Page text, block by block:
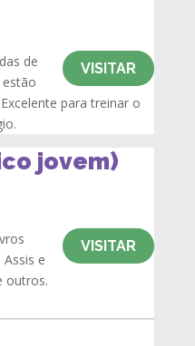
VISITAR
de
para treinar o
jovem)
VISITAR
e
outros.